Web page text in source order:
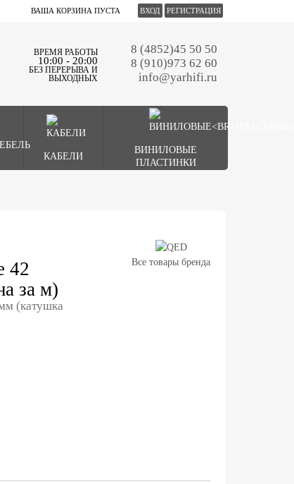
ВХОД РЕГИСТРАЦИЯ
ВАША КОРЗИНА ПУСТА
ВРЕМЯ РАБОТЫ
10:00 - 20:00
БЕЗ ПЕРЕРЫВА И
ВЫХОДНЫХ
8 (4852)45 50 50
8 (910)973 62 60
info@yarhifi.ru
КАБЕЛИ
ВИНИЛОВЫЕ
ПЛАСТИНКИ
42
за м)
(катушка
Все товары бренда